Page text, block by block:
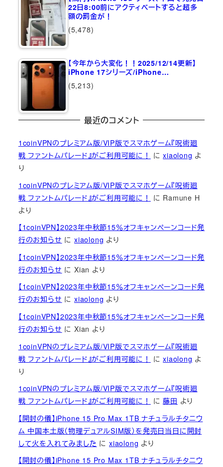
22日8:00前にアクティベートすると超多
額の罰金が！
(5,478)
【今年から大変化！！2025/12/14更新】
iPhone 17シリーズ/iPhone…
(5,213)
最近のコメント
1coinVPNのプレミアム版/VIP版でスマホゲーム『呪術廻
戦 ファントムパレード』がご利用可能に！
にxiaolong よ
り
1coinVPNのプレミアム版/VIP版でスマホゲーム『呪術廻
戦 ファントムパレード』がご利用可能に！
に Ramune H
より
【1coinVPN】2023年中秋節15％オフキャンペーンコード発
行のお知らせ にxiaolong より
【1coinVPN】2023年中秋節15％オフキャンペーンコード発
行のお知らせ にXian より
【1coinVPN】2023年中秋節15％オフキャンペーンコード発
行のお知らせ にxiaolong より
【1coinVPN】2023年中秋節15％オフキャンペーンコード発
行のお知らせ にXian より
1coinVPNのプレミアム版/VIP版でスマホゲーム『呪術廻
戦 ファントムパレード』がご利用可能に！
にxiaolong よ
り
1coinVPNのプレミアム版/VIP版でスマホゲーム『呪術廻
戦 ファントムパレード』がご利用可能に！
に藤田 より
【開封の儀】iPhone 15 Pro Max 1TB ナチュラルチタニウ
ム 中国本土版（物理デュアルSIM版）を発売日当日に開封
して火を入れてみました にxiaolong より
【開封の儀】iPhone 15 Pro Max 1TB ナチュラルチタニウ